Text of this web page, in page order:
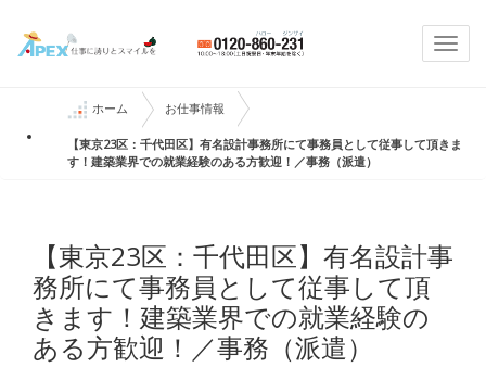
ホーム お仕事情報
【東京23区：千代田区】有名設計事務所にて事務員として従事して頂きま
す！建築業界での就業経験のある方歓迎！／事務（派遣）
【東京23区：千代田区】有名設計事
務所にて事務員として従事して頂
きます！建築業界での就業経験の
ある方歓迎！／事務（派遣）